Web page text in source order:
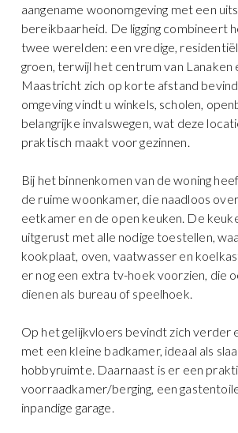
aangename woonomgeving met een
bereikbaarheid. De ligging combineert
twee werelden: een vredige,
groen, terwijl het centrum van Lanaken
Maastricht zich op korte afstand
omgeving vindt u winkels, scholen,
belangrijke invalswegen, wat deze
praktisch maakt voor gezinnen.
Bij het binnenkomen van de woning
de ruime woonkamer, die naadloos
eetkamer en de open keuken. De
uitgerust met alle nodige toestellen,
kookplaat, oven, vaatwasser en
er nog een extra tv-hoek voorzien, die
dienen als bureau of speelhoek.
Op het gelijkvloers bevindt zich verder
met een kleine badkamer, ideaal als
hobbyruimte. Daarnaast is er een
voorraadkamer/berging, een
inpandige garage.